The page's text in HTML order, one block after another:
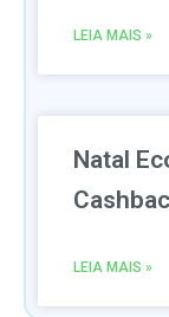
LEIA MAIS »
Natal
LEIA MAIS »